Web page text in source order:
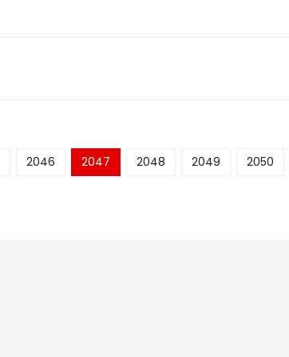
2046 2047 2048 2049 2050